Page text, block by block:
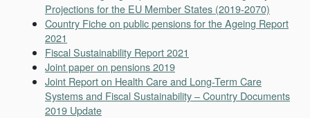
Projections for the EU Member States (2019-2070)
Country Fiche on public pensions for the Ageing Report
2021
Fiscal Sustainability Report 2021
Joint paper on pensions 2019
Joint Report on Health Care and Long-Term Care
Systems and Fiscal Sustainability – Country Documents
2019 Update